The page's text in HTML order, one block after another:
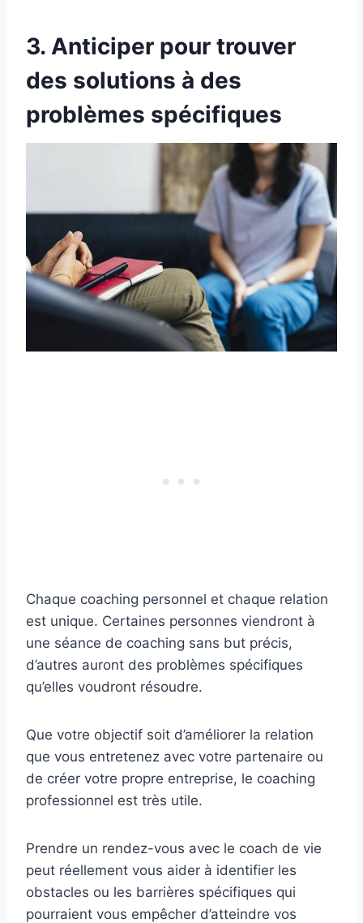
3. Anticiper pour trouver
des solutions à des
problèmes spécifiques
Chaque coaching personnel et chaque relation
est unique. Certaines personnes viendront à
une séance de coaching sans but précis,
d’autres auront des problèmes spécifiques
qu’elles voudront résoudre.
Que votre objectif soit d’améliorer la relation
que vous entretenez avec votre partenaire ou
de créer votre propre entreprise, le coaching
professionnel est très utile.
Prendre un rendez-vous avec le coach de vie
peut réellement vous aider à identifier les
obstacles ou les barrières spécifiques qui
pourraient vous empêcher d’atteindre vos